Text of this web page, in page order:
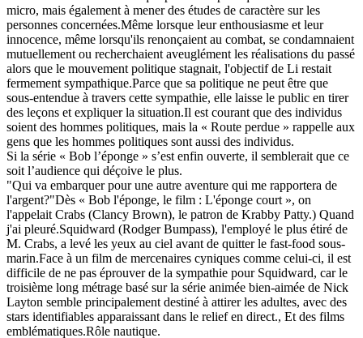
micro, mais également à mener des études de caractère sur les
personnes concernées.Même lorsque leur enthousiasme et leur
innocence, même lorsqu'ils renonçaient au combat, se condamnaient
mutuellement ou recherchaient aveuglément les réalisations du passé
alors que le mouvement politique stagnait, l'objectif de Li restait
fermement sympathique.Parce que sa politique ne peut être que
sous-entendue à travers cette sympathie, elle laisse le public en tirer
des leçons et expliquer la situation.Il est courant que des individus
soient des hommes politiques, mais la « Route perdue » rappelle aux
gens que les hommes politiques sont aussi des individus.
Si la série « Bob l’éponge » s’est enfin ouverte, il semblerait que ce
soit l’audience qui déçoive le plus.
"Qui va embarquer pour une autre aventure qui me rapportera de
l'argent?"Dès « Bob l'éponge, le film : L'éponge court », on
l'appelait Crabs (Clancy Brown), le patron de Krabby Patty.) Quand
j'ai pleuré.Squidward (Rodger Bumpass), l'employé le plus étiré de
M. Crabs, a levé les yeux au ciel avant de quitter le fast-food sous-
marin.Face à un film de mercenaires cyniques comme celui-ci, il est
difficile de ne pas éprouver de la sympathie pour Squidward, car le
troisième long métrage basé sur la série animée bien-aimée de Nick
Layton semble principalement destiné à attirer les adultes, avec des
stars identifiables apparaissant dans le relief en direct., Et des films
emblématiques.Rôle nautique.